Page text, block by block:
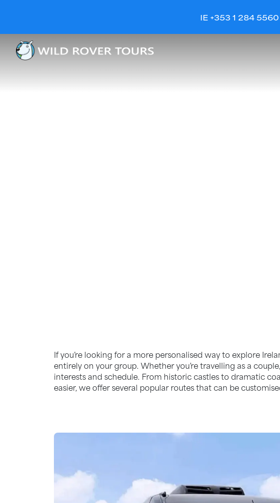
IE +353 1 284 5560
If you’re looking for a more personalised way to explore
entirely on your group. Whether you’re travelling as a
interests and schedule. From historic castles to dramatic
easier, we offer several popular routes that can be